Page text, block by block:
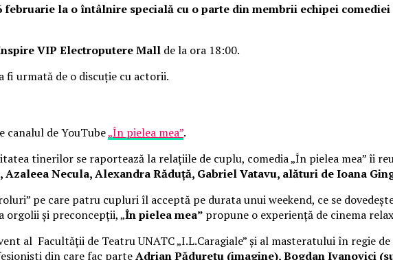
la o întâlnire specială cu o parte din membrii echipei
VIP Electroputere Mall de la ora 18:00.
fi urmată de o discuție cu actorii.
canalul de YouTube„În pielea mea”.
tinerilor se raportează la relațiile de cuplu, comedia „În pielea mea” îi
Azaleea Necula, Alexandra Răduță, Gabriel Vatavu, alături de Ioana
pe care patru cupluri îl acceptă pe durata unui weekend, ce se
orgolii și preconcepții, „În pielea mea” propune o experiență de cinema
al Facultății de Teatru UNATC „I.L.Caragiale” și al masteratului în regie
din care fac parteAdrian Pădurețu (imagine), Bogdan Ivanovici